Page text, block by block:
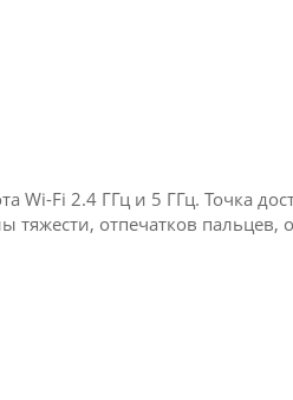
Wi-Fi 2.4 ГГц и 5 ГГц. Точка
тяжести, отпечатков